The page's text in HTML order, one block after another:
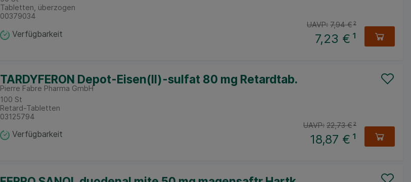
Tabletten, überzogen
00379034
Verfügbarkeit 7,23 € ¹
UAVP: 7,94 €²
TARDYFERON Depot-Eisen(II)-sulfat 80 mg Retardtab.
Pierre Fabre Pharma GmbH
100 St
Retard-Tabletten
03125794
Verfügbarkeit 18,87 € ¹
UAVP: 22,73 €²